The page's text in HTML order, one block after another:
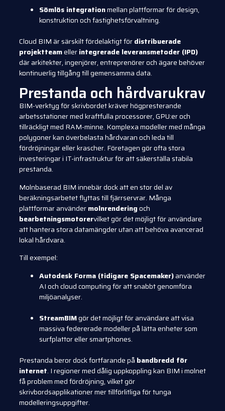
Sömlös integrationmellan plattformar för design,
konstruktion och fastighetsförvaltning.
Cloud BIM är särskilt fördelaktigt fördistribuerade
projektteamellerintegrerade leveransmetoder (IPD)
där arkitekter, ingenjörer, entreprenörer och ägare behöver
kontinuerlig tillgång till gemensamma data.
Prestanda och hårdvarukrav
BIM-verktyg för skrivbordet kräver högpresterande
arbetsstationer med kraftfulla processorer, GPU:er och
tillräckligt med RAM-minne. Komplexa modeller med många
polygoner kan överbelasta hårdvaran och leda till
fördröjningar eller krascher. Företagen gör ofta stora
investeringar i IT-infrastruktur för att säkerställa stabila
prestanda.
Molnbaserad BIM innebär dock att en stor del av
beräkningsarbetet flyttas till fjärrservrar. Många
plattformar användermolnrenderingoch
bearbetningsmotorervilket gör det möjligt för användare
att hantera stora datamängder utan att behöva avancerad
lokal hårdvara.
Till exempel:
Autodesk Forma (tidigare Spacemaker)använder
AI och cloud computing för att snabbt genomföra
miljöanalyser.
StreamBIMgör det möjligt för användare att visa
massiva federerade modeller på lätta enheter som
surfplattor eller smartphones.
Prestanda beror dock fortfarande på bandbredd för
internet. I regioner med dålig uppkoppling kan BIM i molnet
få problem med fördröjning, vilket gör
skrivbordsapplikationer mer tillförlitliga för tunga
modelleringsuppgifter.